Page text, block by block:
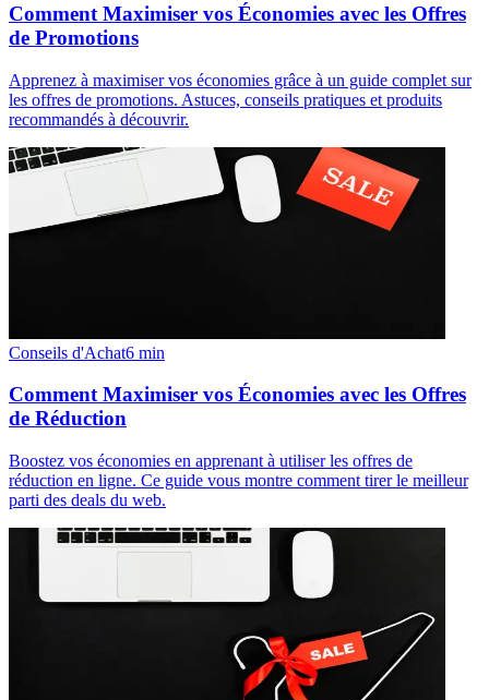
Comment Maximiser vos Économies avec les Offres
de Promotions
Apprenez à maximiser vos économies grâce à un guide complet sur
les offres de promotions. Astuces, conseils pratiques et produits
recommandés à découvrir.
Conseils d'Achat6 min
Comment Maximiser vos Économies avec les Offres
de Réduction
Boostez vos économies en apprenant à utiliser les offres de
réduction en ligne. Ce guide vous montre comment tirer le meilleur
parti des deals du web.